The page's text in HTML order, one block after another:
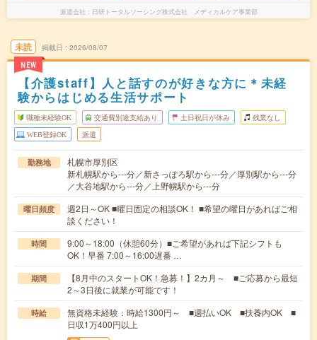
派遣会社 日研トータルソーシング株式会社 メディカルケア事業部
未読
NEW
掲載日 2026/08/07
【介護staff】人と話すのが好きな方に＊未経
験からはじめる生活サポート
職種未経験OK 交通費別途支給あり 土日祝日が休み 残業なし
WEB登録OK 派遣
勤務地
札幌市厚別区
新札幌駅から---分／新さっぽろ駅から---分／厚別駅から---分
／大谷地駅から---分／上野幌駅から---分
曜日頻度
週2日～OK ■曜日固定の相談OK！ ■希望の曜日があればご相
談ください！
時間
9:00～18:00（休憩60分）■ご希望があれば下記シフトも
OK！早番 7:00～16:00遅番 …
期間
【8月中のスタートOK！急募！】2カ月～ ■ご応募から最短
2～3日後に就業が可能です！
時給
無資格未経験：時給1300円～ ■週払いOK ■扶養内OK ■
日収1万400円以上